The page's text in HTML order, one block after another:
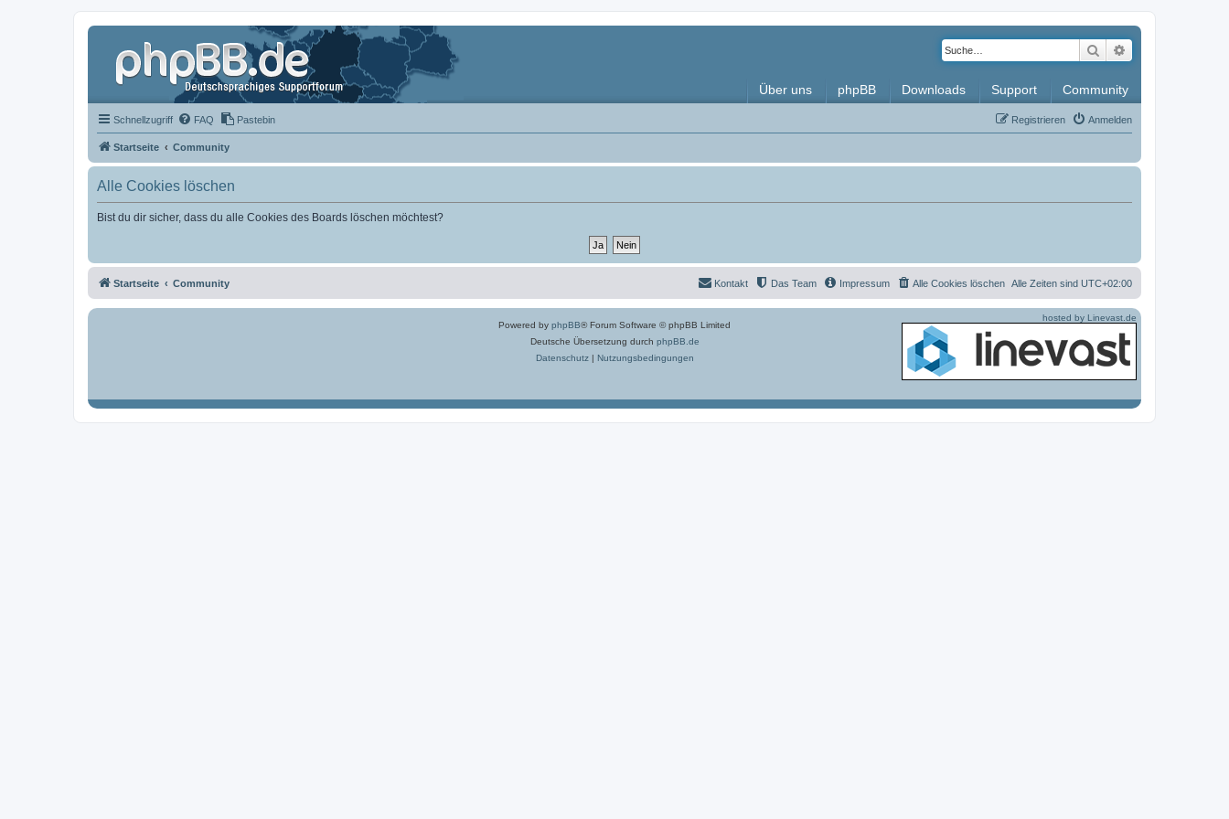
Suche
Über uns phpBB Downloads Support Community
Schnellzugriff FAQ Pastebin Anmelden
Registrieren
Startseite Community
Alle Cookies löschen
Bist du dir sicher, dass du alle Cookies des Boards löschen möchtest?
Startseite Community Alle Zeiten sind UTC+02:00
Alle Cookies löschen
Impressum
Das Team
Kontakt
Powered by phpBB® Forum Software © phpBB Limited
Deutsche Übersetzung durch phpBB.de
Datenschutz| Nutzungsbedingungen
hosted by Linevast.de